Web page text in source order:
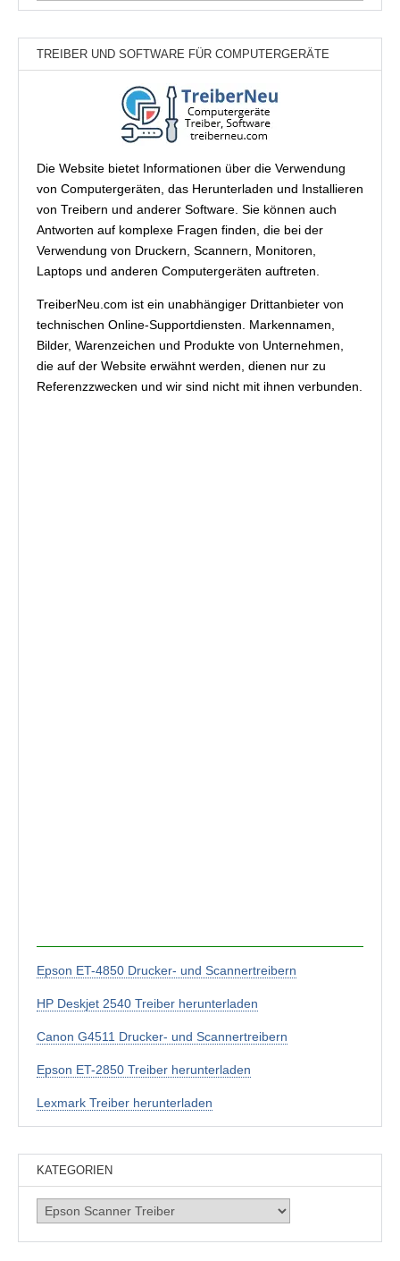
TREIBER UND SOFTWARE FÜR COMPUTERGERÄTE
Die Website bietet Informationen über die Verwendung
von Computergeräten, das Herunterladen und Installieren
von Treibern und anderer Software. Sie können auch
Antworten auf komplexe Fragen finden, die bei der
Verwendung von Druckern, Scannern, Monitoren,
Laptops und anderen Computergeräten auftreten.
TreiberNeu.com ist ein unabhängiger Drittanbieter von
technischen Online-Supportdiensten. Markennamen,
Bilder, Warenzeichen und Produkte von Unternehmen,
die auf der Website erwähnt werden, dienen nur zu
Referenzzwecken und wir sind nicht mit ihnen verbunden.
Epson ET-4850 Drucker- und Scannertreibern
HP Deskjet 2540 Treiber herunterladen
Canon G4511 Drucker- und Scannertreibern
Epson ET-2850 Treiber herunterladen
Lexmark Treiber herunterladen
KATEGORIEN
Kategorien